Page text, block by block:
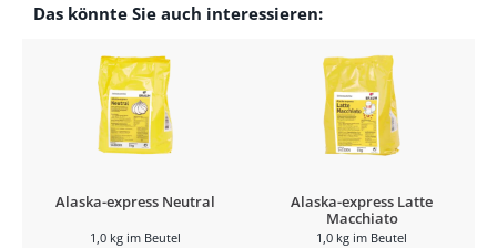
Das könnte Sie auch interessieren:
Alaska-express Neutral
1,0 kg im Beutel
Alaska-express Latte
Macchiato
1,0 kg im Beutel